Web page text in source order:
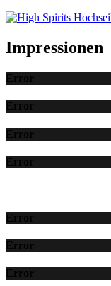
Impressionen
Error
Error
Error
Error
Error
Error
Error